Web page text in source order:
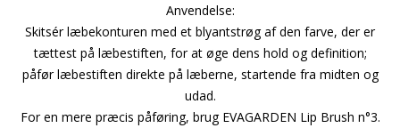
Anvendelse:
Skitsér læbekonturen med et blyantstrøg af den farve, der er
tættest på læbestiften, for at øge dens hold og definition;
påfør læbestiften direkte på læberne, startende fra midten og
udad.
For en mere præcis påføring, brug EVAGARDEN Lip Brush n°3.